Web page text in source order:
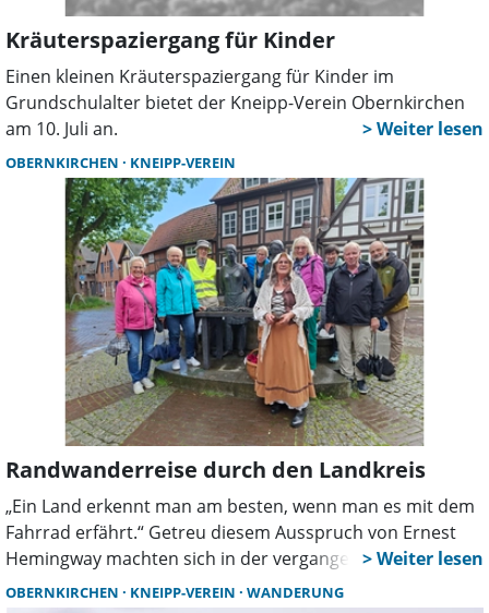
Kräuterspaziergang für Kinder
Einen kleinen Kräuterspaziergang für Kinder im
Grundschulalter bietet der Kneipp-Verein Obernkirchen
am 10. Juli an.
OBERNKIRCHEN KNEIPP-VEREIN
Randwanderreise durch den Landkreis
„Ein Land erkennt man am besten, wenn man es mit dem
Fahrrad erfährt.“ Getreu diesem Ausspruch von Ernest
Hemingway machten sich in der vergangenen Woche
sieben Radlerinnen und Radler des Kneipp-Vereins
OBERNKIRCHEN KNEIPP-VEREIN WANDERUNG